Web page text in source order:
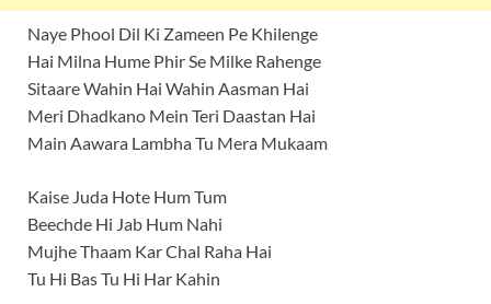
Naye Phool Dil Ki Zameen Pe Khilenge
Hai Milna Hume Phir Se Milke Rahenge
Sitaare Wahin Hai Wahin Aasman Hai
Meri Dhadkano Mein Teri Daastan Hai
Main Aawara Lambha Tu Mera Mukaam
Kaise Juda Hote Hum Tum
Beechde Hi Jab Hum Nahi
Mujhe Thaam Kar Chal Raha Hai
Tu Hi Bas Tu Hi Har Kahin